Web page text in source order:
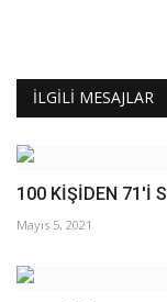
İLGILI MESAJLAR
100 KİŞİDEN 71'İ
Mayıs 5, 2021